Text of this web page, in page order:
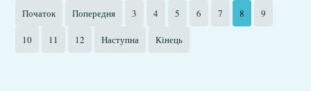
Початок
Попередня 3 4 5 6 7 8 9
10 11 12 Наступна Кінець